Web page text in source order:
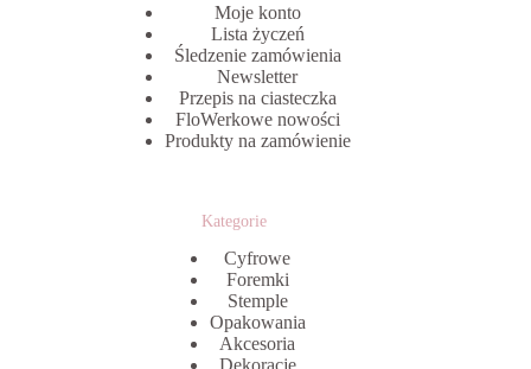
Moje konto
Lista życzeń
Śledzenie zamówienia
Newsletter
Przepis na ciasteczka
FloWerkowe nowości
Produkty na zamówienie
Kategorie
Cyfrowe
Foremki
Stemple
Opakowania
Akcesoria
Dekoracje